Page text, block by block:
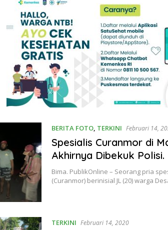
BERITA FOTO, TERKINI Februari 14,
Spesialis Curanmor di
Akhirnya Dibekuk Polisi.
Bima. PublikOnline – Seorang pria
(Curanmor) berinisial JL (20) warga
TERKINI Februari 14, 2020